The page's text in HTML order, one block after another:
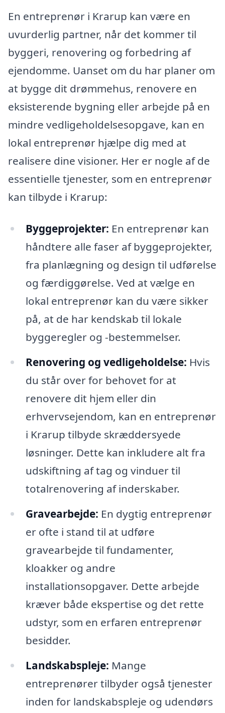
En entreprenør i Krarup kan være en
uvurderlig partner, når det kommer til
byggeri, renovering og forbedring af
ejendomme. Uanset om du har planer om
at bygge dit drømmehus, renovere en
eksisterende bygning eller arbejde på en
mindre vedligeholdelsesopgave, kan en
lokal entreprenør hjælpe dig med at
realisere dine visioner. Her er nogle af de
essentielle tjenester, som en entreprenør
kan tilbyde i Krarup:
Byggeprojekter: En entreprenør kan
håndtere alle faser af byggeprojekter,
fra planlægning og design til udførelse
og færdiggørelse. Ved at vælge en
lokal entreprenør kan du være sikker
på, at de har kendskab til lokale
byggeregler og -bestemmelser.
Renovering og vedligeholdelse: Hvis
du står over for behovet for at
renovere dit hjem eller din
erhvervsejendom, kan en entreprenør
i Krarup tilbyde skræddersyede
løsninger. Dette kan inkludere alt fra
udskiftning af tag og vinduer til
totalrenovering af inderskaber.
Gravearbejde: En dygtig entreprenør
er ofte i stand til at udføre
gravearbejde til fundamenter,
kloakker og andre
installationsopgaver. Dette arbejde
kræver både ekspertise og det rette
udstyr, som en erfaren entreprenør
besidder.
Landskabspleje: Mange
entreprenører tilbyder også tjenester
inden for landskabspleje og udendørs